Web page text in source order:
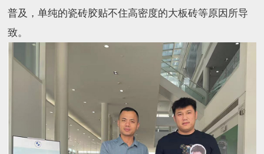
普及，单纯的瓷砖胶贴不住高密度的大板砖等原因所导
致。